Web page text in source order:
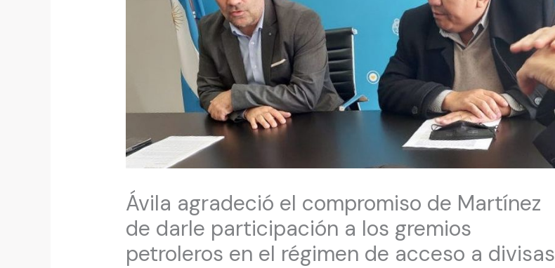
Ávila agradeció el compromiso de Martínez
de darle participación a los gremios
petroleros en el régimen de acceso a divisas